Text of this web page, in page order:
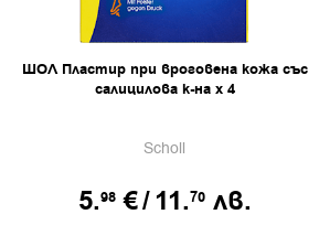
ШОЛ Пластир при вроговена кожа със
салицилова к-на х 4
Scholl
5.98 €/11.70 лв.